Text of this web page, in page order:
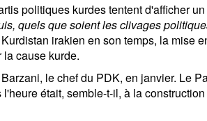
politiques kurdes tentent d'afficher
quels que soient les clivages
irakien en son temps, la mise
cause kurde.
le chef du PDK, en janvier. Le
était, semble-t-il, à la